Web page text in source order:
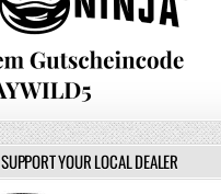
SUPPORT YOUR LOCAL DEALER